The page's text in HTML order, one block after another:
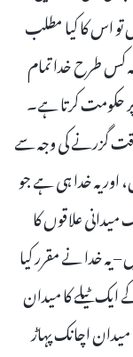
اس کا کیا مطلب
طرح خدا تمام
حکومت کرتا ہے۔
وقت گزرنے کی وجہ سے
اور یہ خدا ہی ہے جو
علاقوں کا
یہ خدا نے مقرر کیا
ٹیلے کا میدان
اچانک پہاڑ